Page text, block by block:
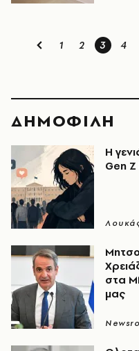
1 2 3 4
ΔΗΜΟΦΙΛΗ
Η
Gen Z
στα
μας